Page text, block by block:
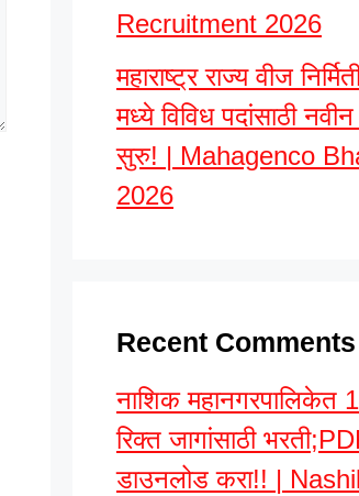
Recruitment 2026
महाराष्ट्र राज्य वीज
मध्ये विविध पदांसाठी
सुरु! | Mahagenco
2026
Recent Comments
नाशिक महानगरपालिकेत
रिक्त जागांसाठी
डाउनलोड करा!! |